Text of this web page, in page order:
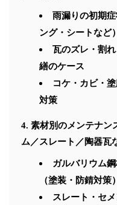
雨漏りの初期
ング・シートなど）
瓦のズレ・割
繕のケース
コケ・カビ・
対策
素材別のメンテナン
ム／スレート／陶器瓦
ガルバリウム
（塗装・防錆対策）
スレート・セ